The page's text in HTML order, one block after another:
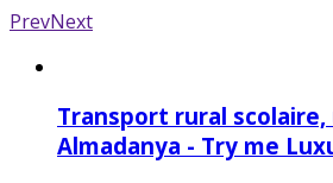
PrevNext
Transport rural
Almadanya - Try me